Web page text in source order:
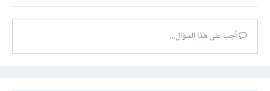
أجب على هذا السؤال...